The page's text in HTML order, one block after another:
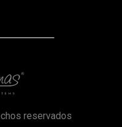
reservados